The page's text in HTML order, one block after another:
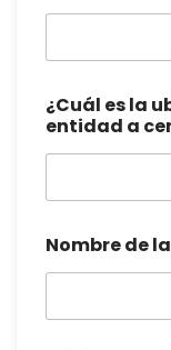
¿Cuál es la
entidad a
Nombre de